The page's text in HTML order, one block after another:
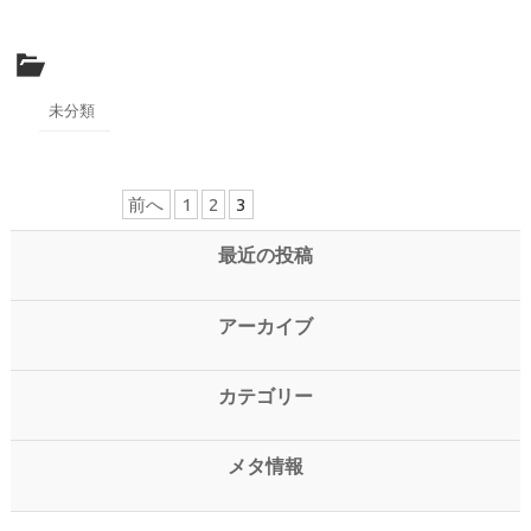
未分類
前へ 1 2 3
最近の投稿
アーカイブ
カテゴリー
メタ情報